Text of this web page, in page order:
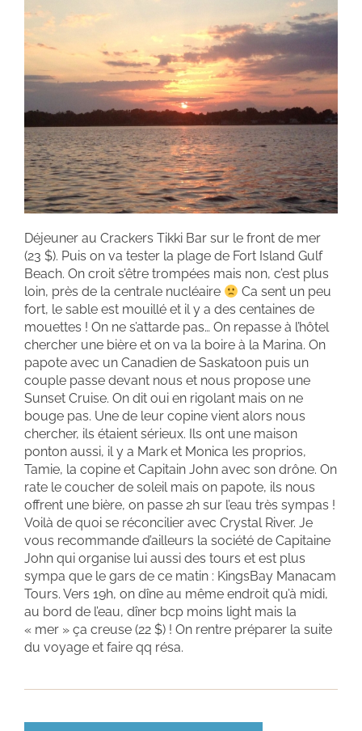
Déjeuner au Crackers Tikki Bar sur le front de mer
(23 $). Puis on va tester la plage de Fort Island Gulf
Beach. On croit s’être trompées mais non, c’est plus
loin, près de la centrale nucléaire
Ca sent un peu
fort, le sable est mouillé et il y a des centaines de
mouettes ! On ne s’attarde pas… On repasse à l’hôtel
chercher une bière et on va la boire à la Marina. On
papote avec un Canadien de Saskatoon puis un
couple passe devant nous et nous propose une
Sunset Cruise. On dit oui en rigolant mais on ne
bouge pas. Une de leur copine vient alors nous
chercher, ils étaient sérieux. Ils ont une maison
ponton aussi, il y a Mark et Monica les proprios,
Tamie, la copine et Capitain John avec son drône. On
rate le coucher de soleil mais on papote, ils nous
offrent une bière, on passe 2h sur l’eau très sympas !
Voilà de quoi se réconcilier avec Crystal River. Je
vous recommande d’ailleurs la société de Capitaine
John qui organise lui aussi des tours et est plus
sympa que le gars de ce matin : KingsBay Manacam
Tours. Vers 19h, on dîne au même endroit qu’à midi,
au bord de l’eau, dîner bcp moins light mais la
« mer » ça creuse (22 $) ! On rentre préparer la suite
du voyage et faire qq résa.